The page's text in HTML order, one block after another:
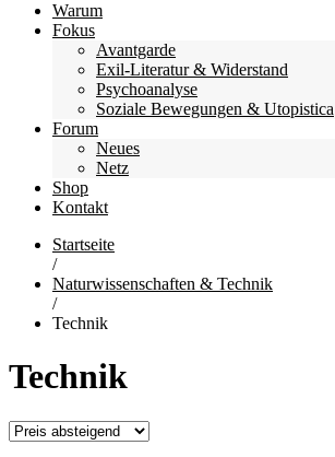
Warum
Fokus
Avantgarde
Exil-Literatur & Widerstand
Psychoanalyse
Soziale Bewegungen & Utopistica
Forum
Neues
Netz
Shop
Kontakt
Startseite
/
Naturwissenschaften & Technik
/
Technik
Technik